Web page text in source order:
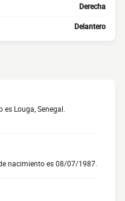
Derecha
Delantero
Louga, Senegal.
nacimiento es 08/07/1987.